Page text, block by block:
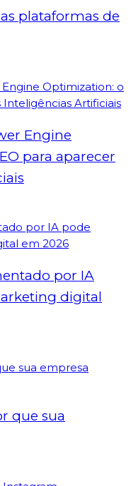
plataformas de
Engine
para aparecer
por IA
digital
que sua